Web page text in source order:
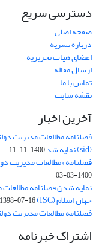
دسترسی سریع
صفحه اصلی
درباره نشریه
اعضای هیات تحریریه
ارسال مقاله
تماس با ما
نقشه سایت
آخرین اخبار
فصلنامه مطالعات مدیریت
(sid) نمایه شد 1400-11-11
فصلنامه «مطالعات مدیریت
1400-03-03
نمایه شدن فصلنامه مطالعات
جهان اسلام (ISC) 1398-07-16
فصلنامه مطالعات مدیریت
اشتراک خبرنامه